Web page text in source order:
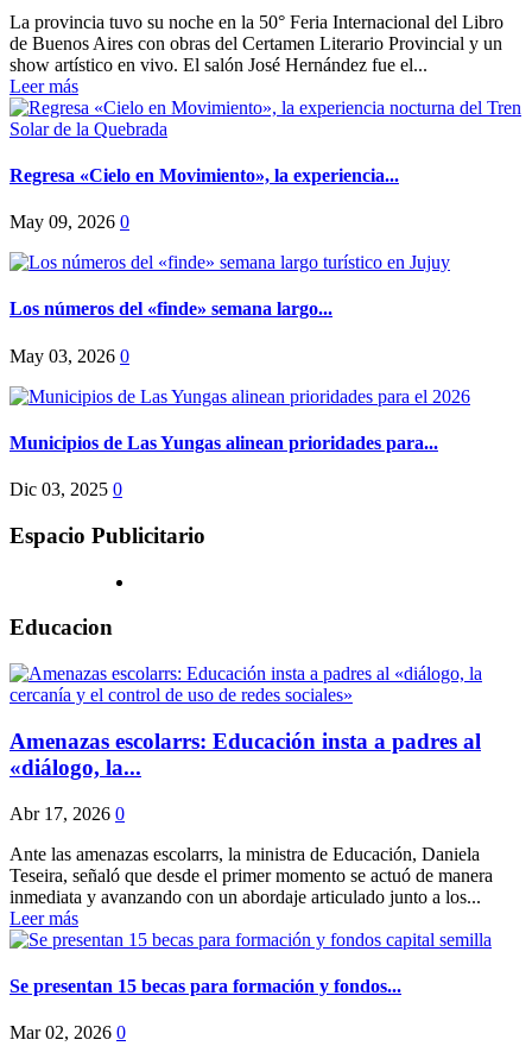
La provincia tuvo su noche en la 50° Feria Internacional del Libro
de Buenos Aires con obras del Certamen Literario Provincial y un
show artístico en vivo. El salón José Hernández fue el...
Leer más
Regresa «Cielo en Movimiento», la experiencia...
May 09, 2026 0
Los números del «finde» semana largo...
May 03, 2026 0
Municipios de Las Yungas alinean prioridades para...
Dic 03, 2025 0
Espacio Publicitario
Educacion
Amenazas escolarrs: Educación insta a padres al
«diálogo, la...
Abr 17, 2026 0
Ante las amenazas escolarrs, la ministra de Educación, Daniela
Teseira, señaló que desde el primer momento se actuó de manera
inmediata y avanzando con un abordaje articulado junto a los...
Leer más
Se presentan 15 becas para formación y fondos...
Mar 02, 2026 0